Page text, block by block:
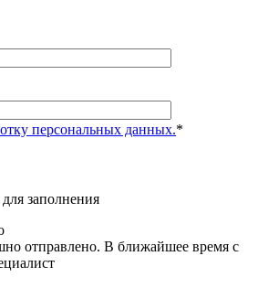
персональных данных.*
заполнения
отправлено. В ближайшее время с